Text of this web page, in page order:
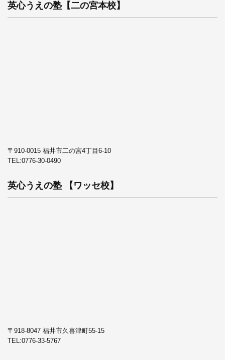
英心うえの塾【二の宮本校】
〒910-0015 福井市二の宮4丁目6-10
TEL:0776-30-0490
英心うえの塾 【ワッセ校】
〒918-8047 福井市久喜津町55-15
TEL:0776-33-5767